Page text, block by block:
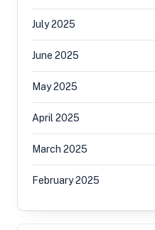
July 2025
June 2025
May 2025
April 2025
March 2025
February 2025